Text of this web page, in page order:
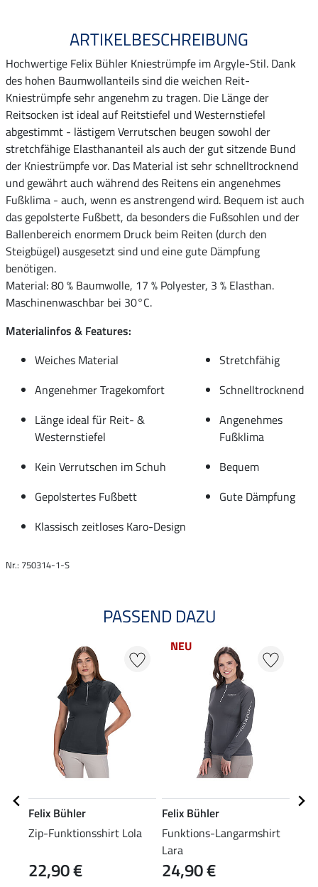
ARTIKELBESCHREIBUNG
Hochwertige Felix Bühler Kniestrümpfe im Argyle-Stil. Dank
des hohen Baumwollanteils sind die weichen Reit-
Kniestrümpfe sehr angenehm zu tragen. Die Länge der
Reitsocken ist ideal auf Reitstiefel und Westernstiefel
abgestimmt - lästigem Verrutschen beugen sowohl der
stretchfähige Elasthananteil als auch der gut sitzende Bund
der Kniestrümpfe vor. Das Material ist sehr schnelltrocknend
und gewährt auch während des Reitens ein angenehmes
Fußklima - auch, wenn es anstrengend wird. Bequem ist auch
das gepolsterte Fußbett, da besonders die Fußsohlen und der
Ballenbereich enormem Druck beim Reiten (durch den
Steigbügel) ausgesetzt sind und eine gute Dämpfung
benötigen.
Material: 80 % Baumwolle, 17 % Polyester, 3 % Elasthan.
Maschinenwaschbar bei 30°C.
Materialinfos & Features:
Weiches Material
Stretchfähig
Angenehmer Tragekomfort
Schnelltrocknend
Länge ideal für Reit- &
Westernstiefel
Angenehmes
Fußklima
Kein Verrutschen im Schuh
Bequem
Gepolstertes Fußbett
Gute Dämpfung
Klassisch zeitloses Karo-Design
Nr.: 750314-1-S
PASSEND DAZU
Felix Bühler
Zip-Funktionsshirt Lola
22,90 €
NEU
Felix Bühler
Funktions-Langarmshirt
Lara
24,90 €